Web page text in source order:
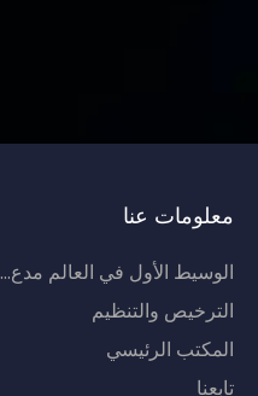
معلومات عنا
الوسيط الأول في العالم مدع...
الترخيص والتنظيم
المكتب الرئيسي
تابعنا